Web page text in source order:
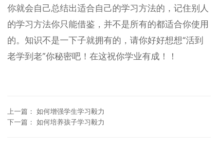
你就会自己总结出适合自己的学习方法的，记住别人
的学习方法你只能借鉴，并不是所有的都适合你使用
的。知识不是一下子就拥有的，请你好好想想“活到
老学到老”你秘密吧！在这祝你学业有成！！
上一篇 ： 如何增强学生学习毅力
下一篇 ： 如何培养孩子学习毅力